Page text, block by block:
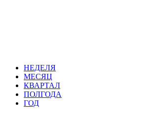
НЕДЕЛЯ
МЕСЯЦ
КВАРТАЛ
ПОЛГОДА
ГОД